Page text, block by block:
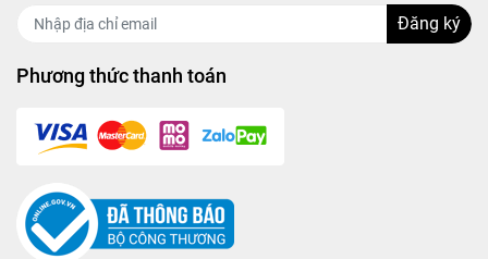
Đăng ký
Phương thức thanh toán